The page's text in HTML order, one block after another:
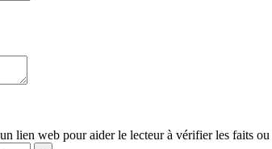
lien web pour aider le lecteur à vérifier les faits